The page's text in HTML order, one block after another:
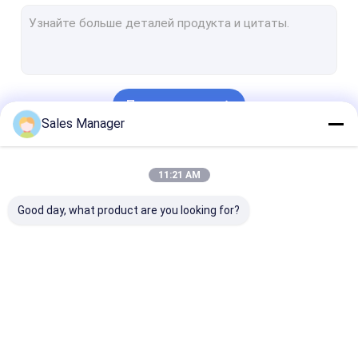
Радиометрический тепловой модуль
Модуль камеры высокого разрешения термальный
Термальная камера для обнаружения лихорадки
Продолжать
Sales Manager
11:21 AM
Good day, what product are you looking for?